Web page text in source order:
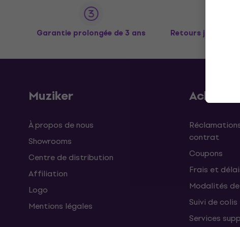
Garantie prolongée de 3 ans Retours jusqu’à
Muziker
À propos de nous
Showrooms
Centre de distribution
Affiliation
Logo
Mentions légales
Achat
contrat
Coupons
Frais et
Modalités
Suivi de colis
Services